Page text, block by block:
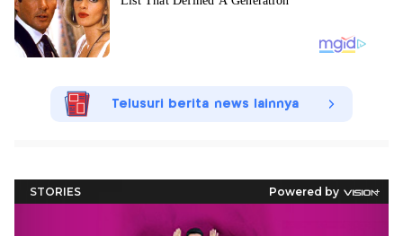
Telusuri berita news lainnya